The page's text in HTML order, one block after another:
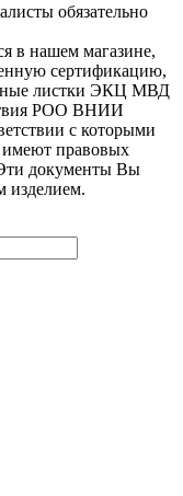
обязательно
в нашем магазине,
сертификацию,
листки ЭКЦ МВД
РОО ВНИИ
с которыми
имеют правовых
документы Вы
изделием.